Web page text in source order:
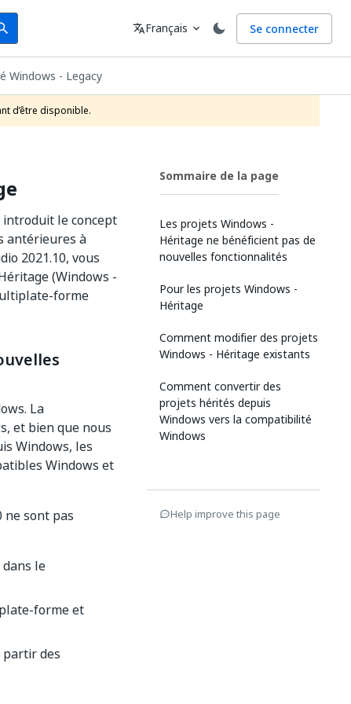
Langue
translateFrançais expand_more Se connecter
Windows - Legacy
d’être disponible.
introduit le concept
antérieures à
2021.10, vous
(Windows -
forme
La
et bien que nous
Windows, les
Windows et
ne sont pas
le
forme et
partir des
Sommaire de la page
Les projets Windows -
Héritage ne bénéficient pas de
nouvelles fonctionnalités
Pour les projets Windows -
Héritage
Comment modifier des projets
Windows - Héritage existants
Comment convertir des
projets hérités depuis
Windows vers la compatibilité
Windows
Help improve this page